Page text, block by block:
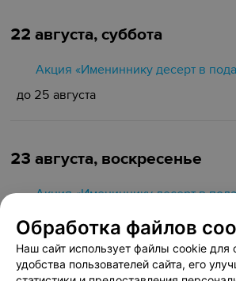
22 августа, суббота
Акция «Имениннику десерт в
до 25 августа
23 августа, воскресенье
Акция «Имениннику десерт в
до 25 августа
Обработка файлов
Наш сайт использует файлы cookie для
удобства пользователей сайта, его